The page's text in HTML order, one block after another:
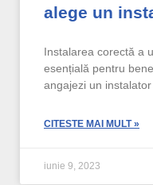
alege un
Instalarea corectă a
esențială pentru
angajezi un instalator
CITESTE MAI MULT »
iunie 9, 2023